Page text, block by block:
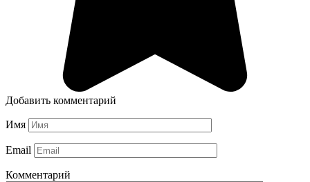
Добавить комментарий
Имя
Email
Комментарий